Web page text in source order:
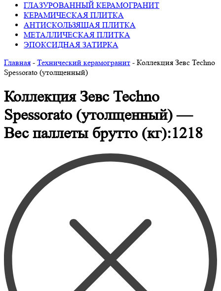
ГЛАЗУРОВАННЫЙ КЕРАМОГРАНИТ
КЕРАМИЧЕСКАЯ ПЛИТКА
АНТИСКОЛЬЗЯЩАЯ ПЛИТКА
МЕТАЛЛИЧЕСКАЯ ПЛИТКА
ЭПОКСИДНАЯ ЗАТИРКА
Главная - Технический керамогранит - Коллекция Зевс Techno
Spessorato (утолщенный)
Коллекция Зевс Techno
Spessorato (утолщенный) —
Вес паллеты брутто (кг):1218